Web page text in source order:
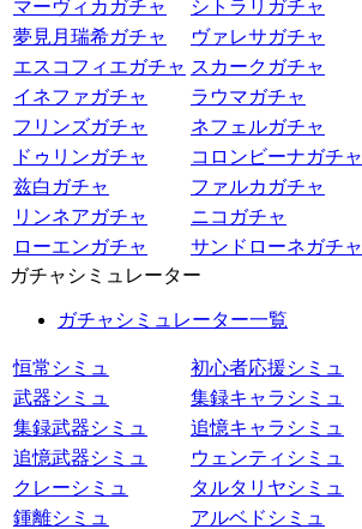
マーヴィカガチャ
シトラリガチャ
夢見月瑞希ガチャ
ヴァレサガチャ
エスコフィエガチャ スカークガチャ
イネファガチャ
ラウマガチャ
フリンズガチャ
ネフェルガチャ
ドゥリンガチャ
コロンビーナガチャ
兹白ガチャ
ファルカガチャ
リンネアガチャ
ニコガチャ
ローエンガチャ
サンドローネガチャ
ガチャシミュレーター
ガチャシミュレーター一覧
恒常シミュ
初心者応援シミュ
武器シミュ
集録キャラシミュ
集録武器シミュ
追憶キャラシミュ
追憶武器シミュ
ウェンティシミュ
クレーシミュ
タルタリヤシミュ
鍾離シミュ
アルベドシミュ